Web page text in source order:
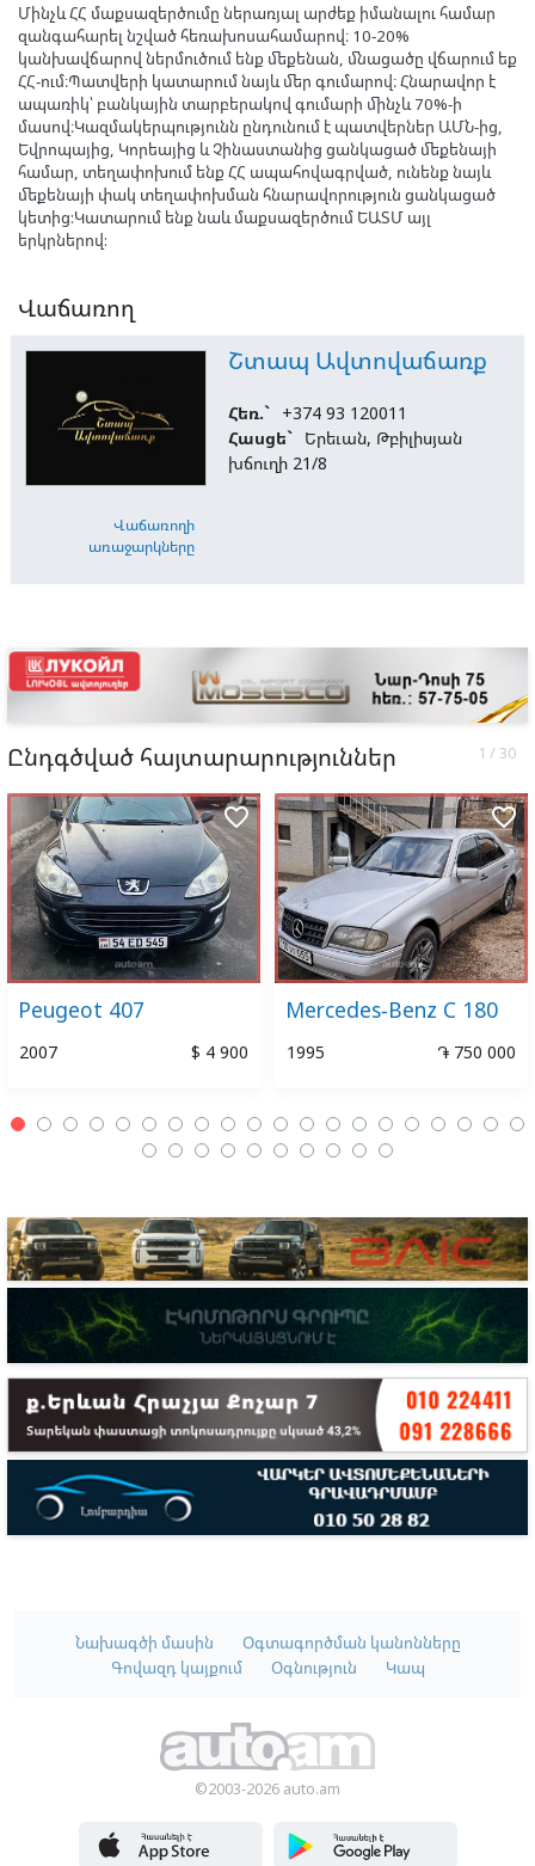
Մինչև ՀՀ մաքսազերծումը ներառյալ արժեք իմանալու համար
զանգահարել նշված հեռախոսահամարով։ 10-20%
կանխավճարով ներմուծում ենք մեքենան, մնացածը վճարում եք
ՀՀ-ում։Պատվերի կատարում նայև մեր գումարով։ Հնարավոր է
ապառիկ՝ բանկային տարբերակով գումարի մինչև 70%-ի
մասով։Կազմակերպությունն ընդունում է պատվերներ ԱՄՆ-ից,
Եվրոպայից, Կորեայից և Չինաստանից ցանկացած մեքենայի
համար, տեղափոխում ենք ՀՀ ապահովագրված, ունենք նայև
մեքենայի փակ տեղափոխման հնարավորություն ցանկացած
կետից:Կատարում ենք նաև մաքսազերծում ԵԱՏՄ այլ
երկրներով:
Վաճառող
Վաճառողի
առաջարկները
Շտապ Ավտովաճառք
Հեռ.` +374 93 120011
Հասցե` Երեւան, Թբիլիսյան
խճուղի 21/8
Ընդգծված հայտարարություններ
Peugeot 407
2007 $ 4 900
favorite_border
Mercedes-Benz C 180
1995 ֏ 750 000
favorite_border
Նախագծի մասին
Օգտագործման կանոնները
Գովազդ կայքում
Օգնություն Կապ
©2003-2026 auto.am